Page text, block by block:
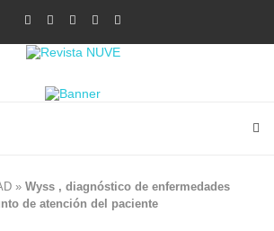
» Wyss , diagnóstico de enfermedades
de atención del paciente